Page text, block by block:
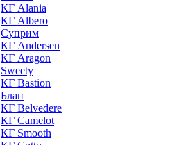
КГ Alania
КГ Albero
Суприм
КГ Andersen
КГ Aragon
Sweety
КГ Bastion
Блан
КГ Belvedere
КГ Camelot
КГ Smooth